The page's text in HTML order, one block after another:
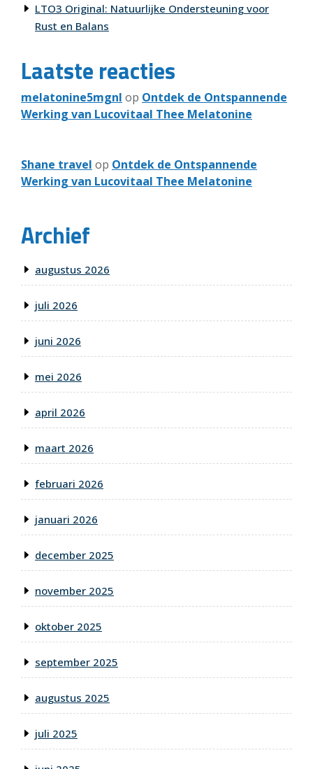
LTO3 Original: Natuurlijke Ondersteuning voor
Rust en Balans
Laatste reacties
melatonine5mgnl op Ontdek de Ontspannende
Werking van Lucovitaal Thee Melatonine
Shane travel op Ontdek de Ontspannende
Werking van Lucovitaal Thee Melatonine
Archief
augustus 2026
juli 2026
juni 2026
mei 2026
april 2026
maart 2026
februari 2026
januari 2026
december 2025
november 2025
oktober 2025
september 2025
augustus 2025
juli 2025